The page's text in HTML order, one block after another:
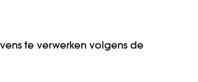
te verwerken volgens de